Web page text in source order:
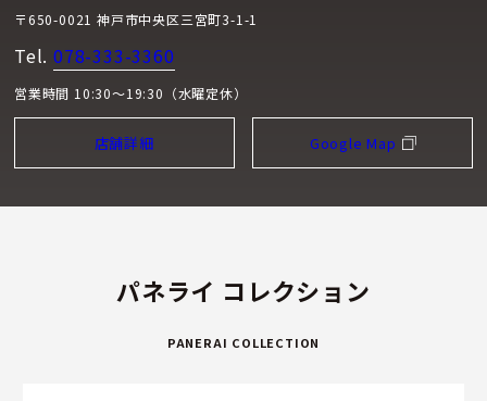
〒650-0021 神戸市中央区三宮町3-1-1
Tel. 078-333-3360
営業時間 10:30～19:30（水曜定休）
店舗詳細 Google Map
パネライ コレクション
PANERAI COLLECTION